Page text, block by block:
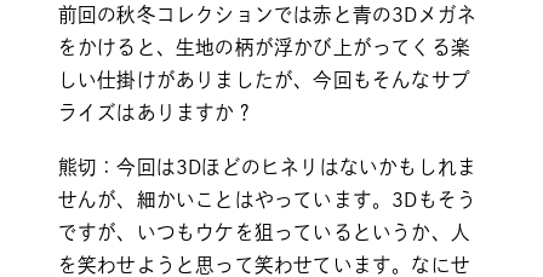
前回の秋冬コレクションでは赤と青の3Dメガネ
をかけると、生地の柄が浮かび上がってくる楽
しい仕掛けがありましたが、今回もそんなサプ
ライズはありますか？
熊切：今回は3Dほどのヒネリはないかもしれま
せんが、細かいことはやっています。3Dもそう
ですが、いつもウケを狙っているというか、人
を笑わせようと思って笑わせています。なにせ